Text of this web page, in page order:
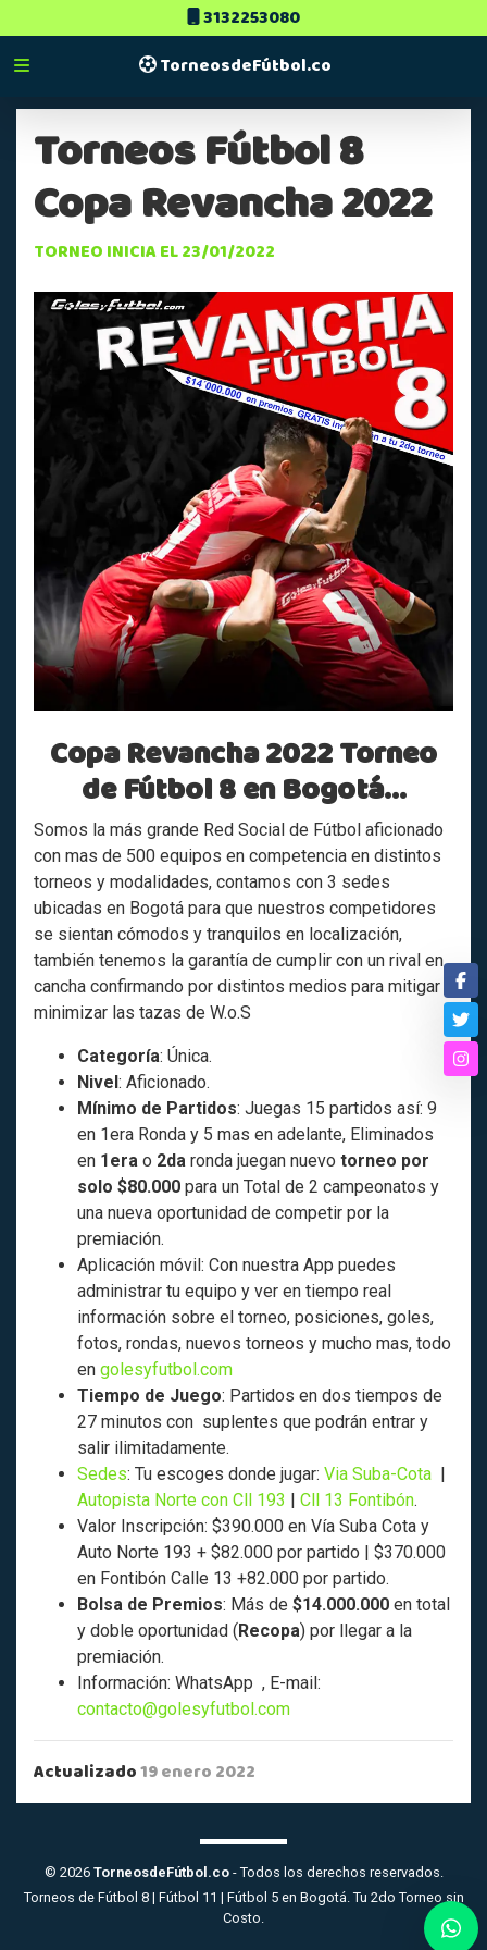
3132253080
TorneosdeFútbol.co
Torneos Fútbol 8
Copa Revancha 2022
TORNEO INICIA EL 23/01/2022
Copa Revancha 2022 Torneo
de Fútbol 8 en Bogotá…
Somos la más grande Red Social de Fútbol aficionado
con mas de 500 equipos en competencia en distintos
torneos y modalidades, contamos con 3 sedes
ubicadas en Bogotá para que nuestros competidores
se sientan cómodos y tranquilos en localización,
también tenemos la garantía de cumplir con un rival en
cancha confirmando por distintos medios para mitigar y
minimizar las tazas de W.o.S
Categoría: Única.
Nivel : Aficionado.
Mínimo de Partidos: Juegas 15 partidos así: 9
en 1era Ronda y 5 mas en adelante, Eliminados
en 1era o 2da ronda juegan nuevo torneo por
solo $80.000 para un Total de 2 campeonatos y
una nueva oportunidad de competir por la
premiación.
Aplicación móvil: Con nuestra App puedes
administrar tu equipo y ver en tiempo real
información sobre el torneo, posiciones, goles,
fotos, rondas, nuevos torneos y mucho mas, todo
en golesyfutbol.com
Tiempo de Juego: Partidos en dos tiempos de
27 minutos con suplentes que podrán entrar y
salir ilimitadamente.
Sedes: Tu escoges donde jugar: Via Suba-Cota
Autopista Norte con Cll 193
Cll 13 Fontibón.
Valor Inscripción: $390.000 en Vía Suba Cota y
Auto Norte 193 + $82.000 por partido | $370.000
en Fontibón Calle 13 +82.000 por partido.
Bolsa de Premios: Más de $14.000.000 en total
y doble oportunidad ( Recopa) por llegar a la
premiación.
Información: WhatsApp , E-mail:
contacto@golesyfutbol.com
Actualizado19 enero 2022
© 2026 TorneosdeFútbol.co- Todos los derechos reservados.
Torneos de Fútbol 8 | Fútbol 11 | Fútbol 5 en Bogotá. Tu 2do Torneo sin
Costo.